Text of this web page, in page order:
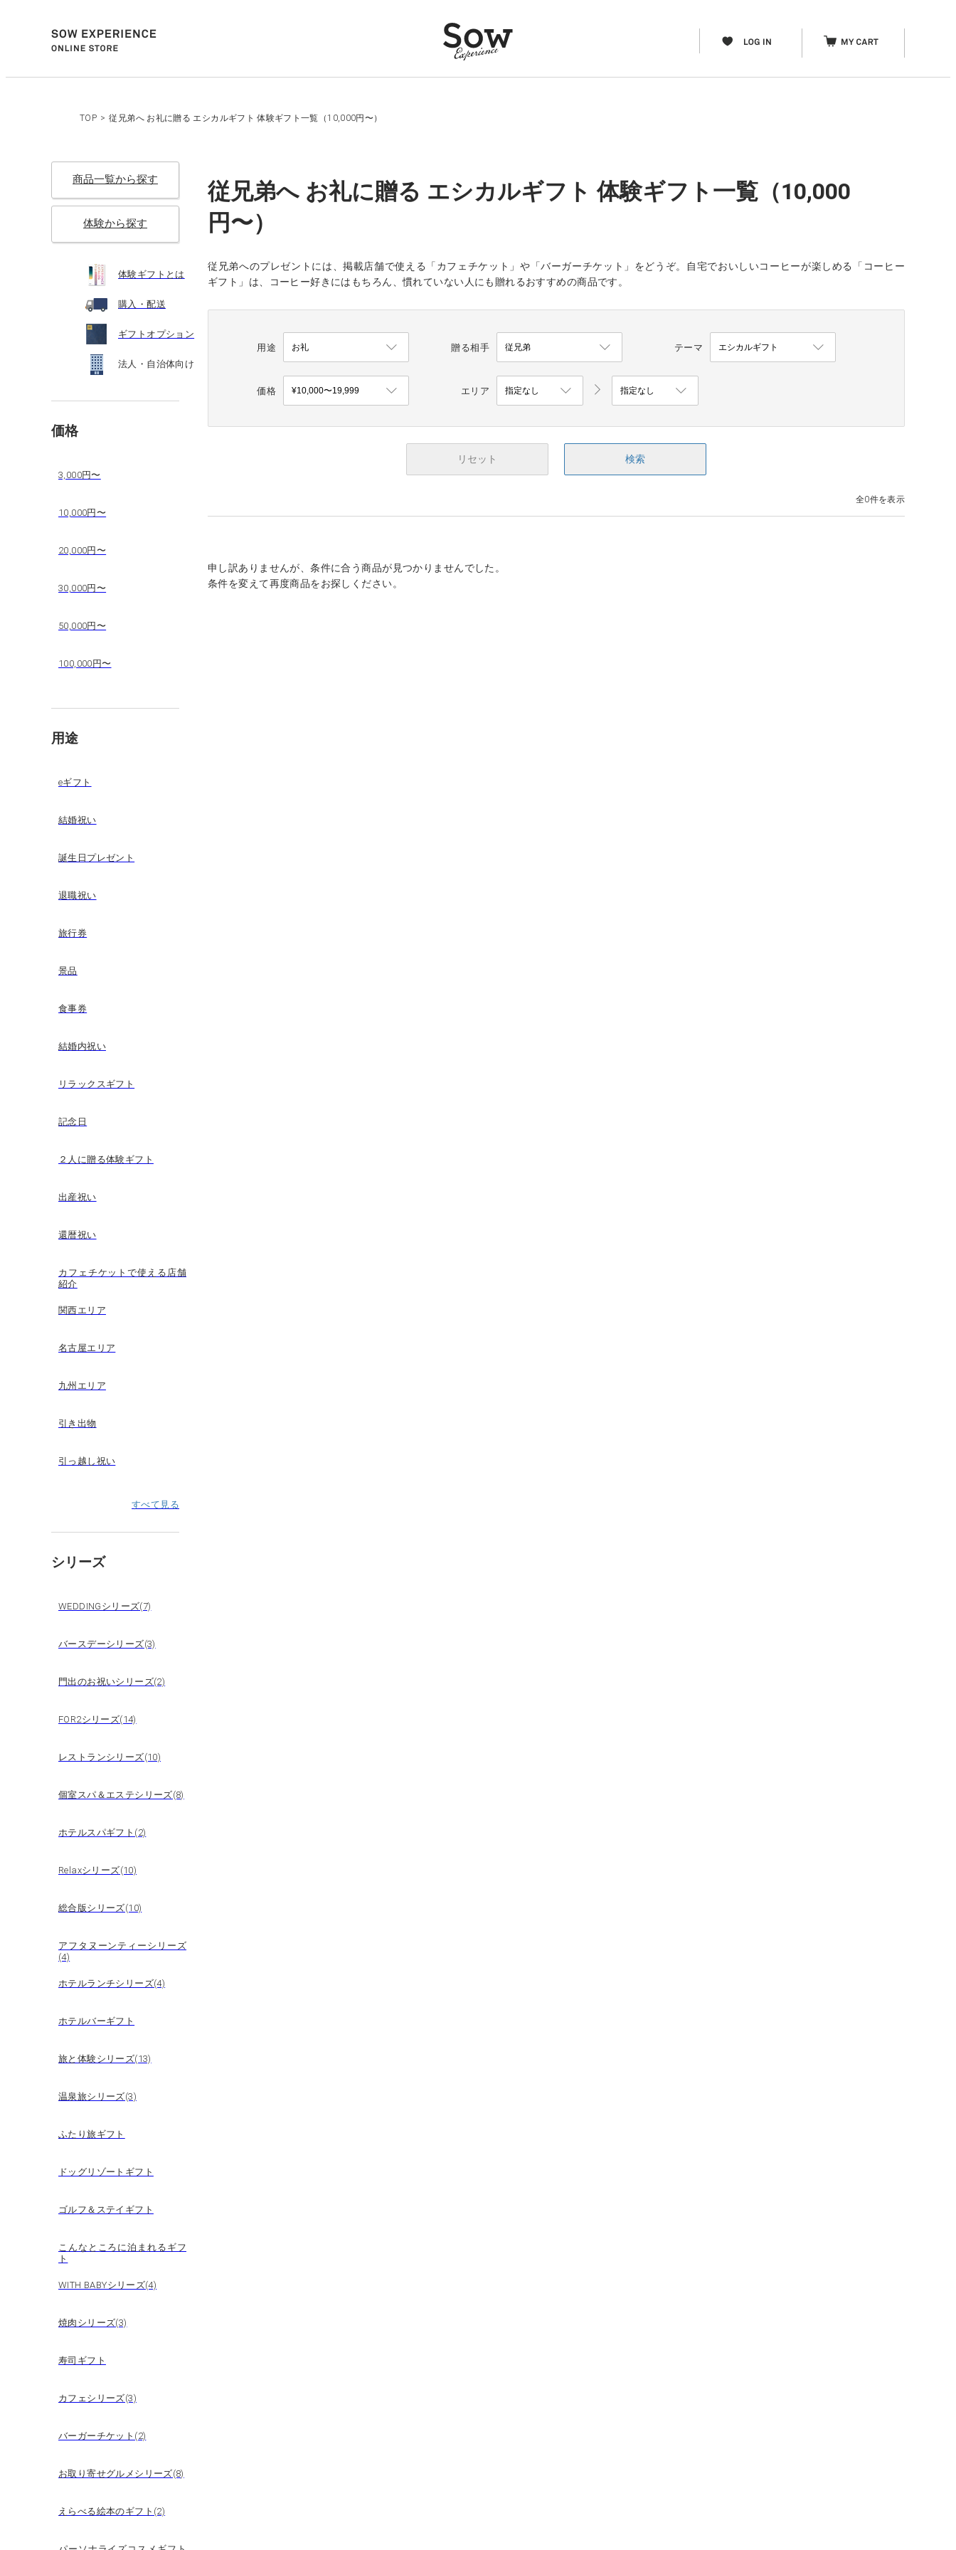
TOP > 従兄弟へ お礼に贈る エシカルギフト 体験ギフト一覧（10,000円〜）
商品一覧から探す
体験から探す
体験ギフトとは
購入・配送
ギフトオプション
法人・自治体向け
価格
3,000円〜
10,000円〜
20,000円〜
30,000円〜
50,000円〜
100,000円〜
用途
eギフト
結婚祝い
誕生日プレゼント
退職祝い
旅行券
景品
食事券
結婚内祝い
リラックスギフト
記念日
２人に贈る体験ギフト
出産祝い
還暦祝い
カフェチケットで使える店舗
紹介
関西エリア
名古屋エリア
九州エリア
引き出物
引っ越し祝い
すべて見る
シリーズ
WEDDINGシリーズ(7)
バースデーシリーズ(3)
門出のお祝いシリーズ(2)
FOR2シリーズ(14)
レストランシリーズ(10)
個室スパ＆エステシリーズ(8)
ホテルスパギフト(2)
Relaxシリーズ(10)
総合版シリーズ(10)
アフタヌーンティーシリーズ
(4)
ホテルランチシリーズ(4)
ホテルバーギフト
旅と体験シリーズ(13)
温泉旅シリーズ(3)
ふたり旅ギフト
ドッグリゾートギフト
ゴルフ＆ステイギフト
こんなところに泊まれるギフ
ト
WITH BABYシリーズ(4)
焼肉シリーズ(3)
寿司ギフト
カフェシリーズ(3)
バーガーチケット(2)
お取り寄せグルメシリーズ(8)
えらべる絵本のギフト(2)
従兄弟へ お礼に贈る エシカルギフト 体験ギフト一覧（10,000
円〜）
従兄弟へのプレゼントには、掲載店舗で使える「カフェチケット」や「バーガーチケット」をどうぞ。自宅でおいしいコーヒーが楽しめる「コーヒー
ギフト」は、コーヒー好きにはもちろん、慣れていない人にも贈れるおすすめの商品です。
用途 贈る相手 テーマ
価格 エリア
リセット 検索
全0件を表示
申し訳ありませんが、条件に合う商品が見つかりませんでした。
条件を変えて再度商品をお探しください。